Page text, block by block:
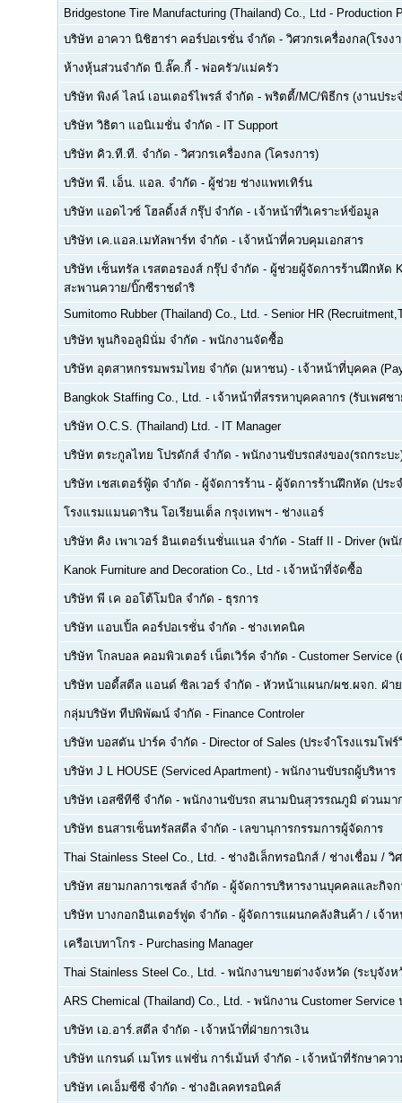
Bridgestone Tire Manufacturing (Thailand) Co., Ltd - Production
บริษัท อาควา นิชิฮาร่า คอร์ปอเรชั่น จำกัด - วิศวกรเครื่องกล(โรงง
ห้างหุ้นส่วนจำกัด บี.ลั๊ค.กี้ - พ่อครัว/แม่ครัว
บริษัท พิงค์ ไลน์ เอนเตอร์ไพรส์ จำกัด - พริตตี้/MC/พิธีกร (งานประ
บริษัท วิธิตา แอนิเมชั่น จำกัด - IT Support
บริษัท คิว.ที.ที. จำกัด - วิศวกรเครื่องกล (โครงการ)
บริษัท พี. เอ็น. แอล. จำกัด - ผู้ช่วย ช่างแพทเทิร์น
บริษัท แอดไวซ์ โฮลดิ้งส์ กรุ๊ป จำกัด - เจ้าหน้าที่วิเคราะห์ข้อมูล
บริษัท เค.แอล.เมทัลพาร์ท จำกัด - เจ้าหน้าที่ควบคุมเอกสาร
บริษัท เซ็นทรัล เรสตอรองส์ กรุ๊ป จำกัด - ผู้ช่วยผู้จัดการร้านฝึกหัด
สะพานควาย/บิ๊กซีราชดำริ
Sumitomo Rubber (Thailand) Co., Ltd. - Senior HR
บริษัท พูนกิจอลูมินั่ม จำกัด - พนักงานจัดซื้อ
บริษัท อุตสาหกรรมพรมไทย จำกัด (มหาชน) - เจ้าหน้าที่บุคคล
Bangkok Staffing Co., Ltd. - เจ้าหน้าที่สรรหาบุคคลากร (รับเพศช
บริษัท O.C.S. (Thailand) Ltd. - IT Manager
บริษัท ตระกูลไทย โปรดักส์ จำกัด - พนักงานขับรถส่งของ(รถกระบะ
บริษัท เชสเตอร์ฟู้ด จำกัด - ผู้จัดการร้าน - ผู้จัดการร้านฝึกหัด (ประ
โรงแรมแมนดาริน โอเรียนเต็ล กรุงเทพฯ - ช่างแอร์
บริษัท คิง เพาเวอร์ อินเตอร์เนชั่นแนล จำกัด - Staff II - Driver (พ
Kanok Furniture and Decoration Co., Ltd - เจ้าหน้าที่จัดซื้อ
บริษัท พี เค ออโต้โมบิล จำกัด - ธุรการ
บริษัท แอบเปิ้ล คอร์ปอเรชั่น จำกัด - ช่างเทคนิค
บริษัท โกลบอล คอมพิวเตอร์ เน็ตเวิร์ค จำกัด - Customer Service
บริษัท บอดี้สตีล แอนด์ ซิลเวอร์ จำกัด - หัวหน้าแผนก/ผช.ผจก. ฝ่า
กลุ่มบริษัท ทีปพิพัฒน์ จำกัด - Finance Controler
บริษัท บอสตัน ปาร์ค จำกัด - Director of Sales (ประจำโรงแรมโ
บริษัท J L HOUSE (Serviced Apartment) - พนักงานขับรถผู้บริหาร
บริษัท เอสซีทีซี จำกัด - พนักงานขับรถ สนามบินสุวรรณภูมิ ด่วนมา
บริษัท ธนสารเซ็นทรัลสตีล จำกัด - เลขานุการกรรมการผู้จัดการ
Thai Stainless Steel Co., Ltd. - ช่างอิเล็กทรอนิกส์ / ช่างเชื่อม / วิ
บริษัท สยามกลการเซลส์ จำกัด - ผู้จัดการบริหารงานบุคคลและกิจก
บริษัท บางกอกอินเตอร์ฟูด จำกัด - ผู้จัดการแผนกคลังสินค้า / เจ้า
เครือเบทาโกร - Purchasing Manager
Thai Stainless Steel Co., Ltd. - พนักงานขายต่างจังหวัด (ระบุจังห
ARS Chemical (Thailand) Co., Ltd. - พนักงาน Customer Service
บริษัท เอ.อาร์.สตีล จำกัด - เจ้าหน้าที่ฝ่ายการเงิน
บริษัท แกรนด์ เมโทร แฟชั่น การ์เม้นท์ จำกัด - เจ้าหน้าที่รักษาคว
บริษัท เคเอ็มซีซี จำกัด - ช่างอิเลคทรอนิคส์